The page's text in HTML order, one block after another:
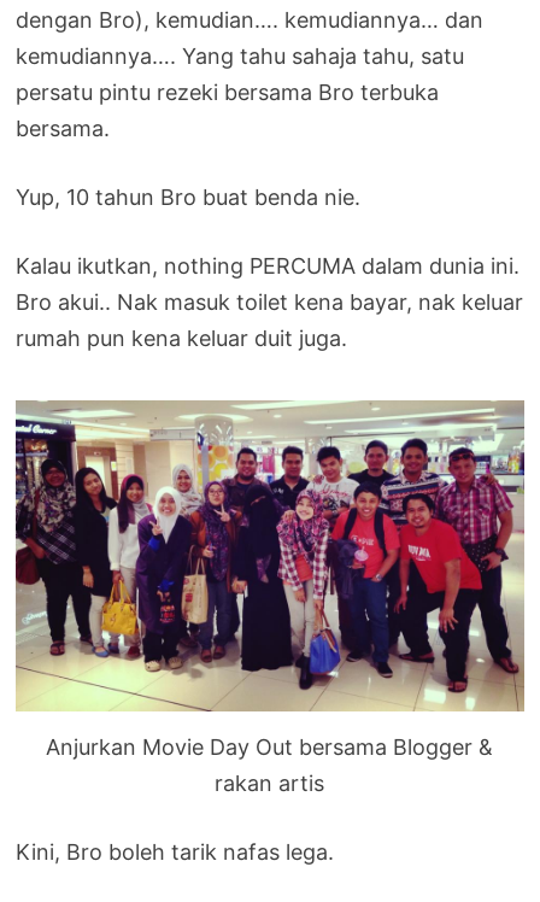
dengan Bro), kemudian…. kemudiannya… dan
kemudiannya…. Yang tahu sahaja tahu, satu
persatu pintu rezeki bersama Bro terbuka
bersama.
Yup, 10 tahun Bro buat benda nie.
Kalau ikutkan, nothing PERCUMA dalam dunia ini.
Bro akui.. Nak masuk toilet kena bayar, nak keluar
rumah pun kena keluar duit juga.
Anjurkan Movie Day Out bersama Blogger &
rakan artis
Kini, Bro boleh tarik nafas lega.